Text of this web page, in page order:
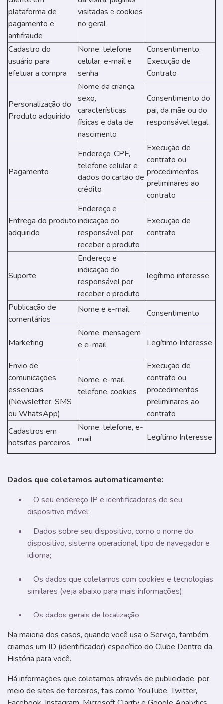
plataforma de
pagamento e
antifraude
visitadas e cookies
no geral
Cadastro do
usuário para
efetuar a compra
Nome, telefone
celular, e-mail e
senha
Consentimento,
Execução de
Contrato
Personalização do
Produto adquirido
Nome da criança,
sexo,
características
físicas e data de
nascimento
Consentimento do
pai, da mãe ou do
responsável legal
Pagamento
Endereço, CPF,
telefone celular e
dados do cartão de
crédito
Execução de
contrato ou
procedimentos
preliminares ao
contrato
Entrega do produto
adquirido
Endereço e
indicação do
responsável por
receber o produto
Execução de
contrato
Suporte
Endereço e
indicação do
responsável por
receber o produto
legítimo interesse
Publicação de
comentários
Nome e e-mail Consentimento
Marketing
Nome, mensagem
e e-mail
Legítimo Interesse
Envio de
comunicações
essenciais
(Newsletter, SMS
ou WhatsApp)
Nome, e-mail,
telefone, cookies
Execução de
contrato ou
procedimentos
preliminares ao
contrato
Cadastros em
hotsites parceiros
Nome, telefone, e-
mail
Legítimo Interesse
Dados que coletamos automaticamente:
O seu endereço IP e identificadores de seu
dispositivo móvel;
Dados sobre seu dispositivo, como o nome do
dispositivo, sistema operacional, tipo de navegador e
idioma;
Os dados que coletamos com cookies e tecnologias
similares (veja abaixo para mais informações);
Os dados gerais de localização
Na maioria dos casos, quando você usa o Serviço, também
criamos um ID (identificador) específico do Clube Dentro da
História para você.
Há informações que coletamos através de publicidade, por
meio de sites de terceiros, tais como: YouTube, Twitter,